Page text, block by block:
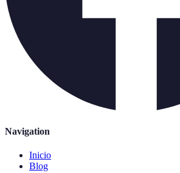
Navigation
Inicio
Blog